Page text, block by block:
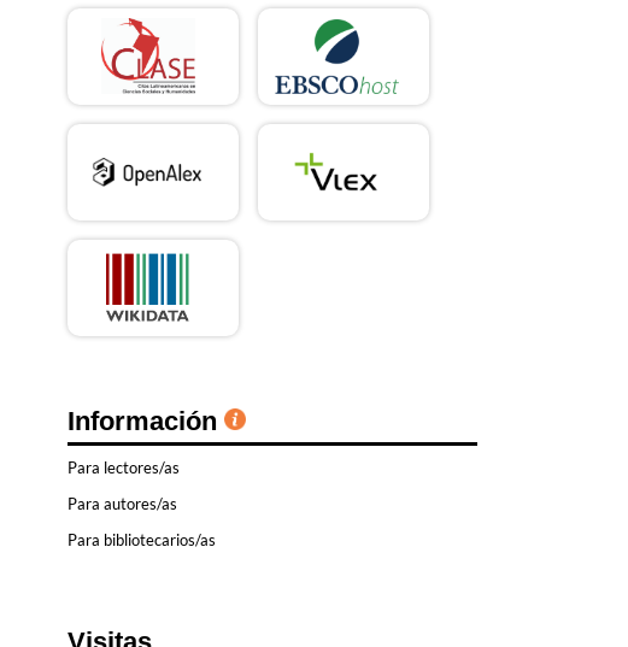
Información
Para lectores/as
Para autores/as
Para bibliotecarios/as